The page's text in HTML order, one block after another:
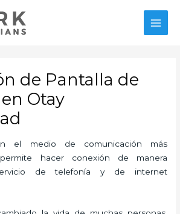
de Pantalla de
Otay
el medio de comunicación más
hacer conexión de manera
de telefonía y de internet